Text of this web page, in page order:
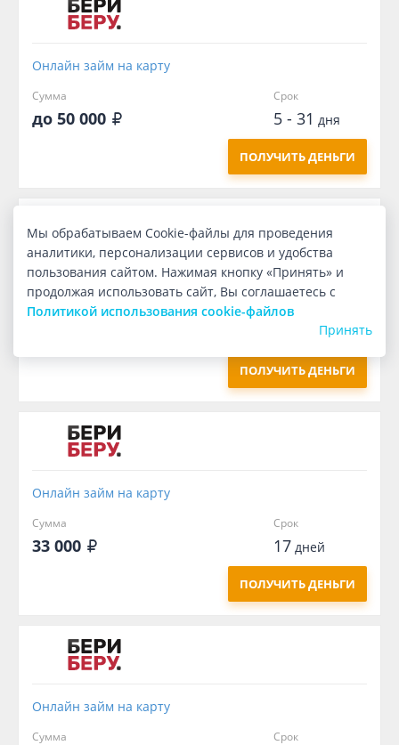
Онлайн займ на карту
Сумма
до 50 000
Срок
5 - 31 дня
ПОЛУЧИТЬ ДЕНЬГИ
Онлайн займ на карту
Сумма Срок
ПОЛУЧИТЬ ДЕНЬГИ
Онлайн займ на карту
Сумма
33 000
Срок
17дней
ПОЛУЧИТЬ ДЕНЬГИ
Онлайн займ на карту
Сумма Срок
Мы обрабатываем Cookie-файлы для проведения
аналитики, персонализации сервисов и удобства
пользования сайтом. Нажимая кнопку «Принять» и
продолжая использовать сайт, Вы соглашаетесь с
Политикой использования cookie-файлов
Принять